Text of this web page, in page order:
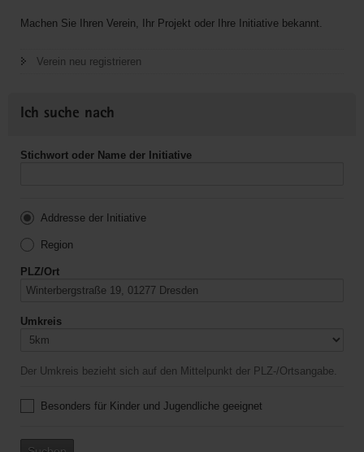
Machen Sie Ihren Verein, Ihr Projekt oder Ihre Initiative bekannt.
Verein neu registrieren
Ich suche nach
Stichwort oder Name der Initiative
Addresse der Initiative
Region
PLZ/Ort
Umkreis
Der Umkreis bezieht sich auf den Mittelpunkt der PLZ-/Ortsangabe.
Besonders für Kinder und Jugendliche geeignet